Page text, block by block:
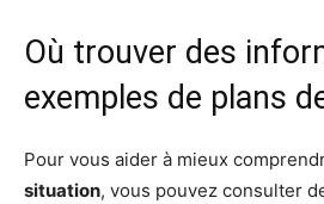
Où trouver des
exemples de plans
Pour vous aider à mieux
situation, vous pouvez consulter